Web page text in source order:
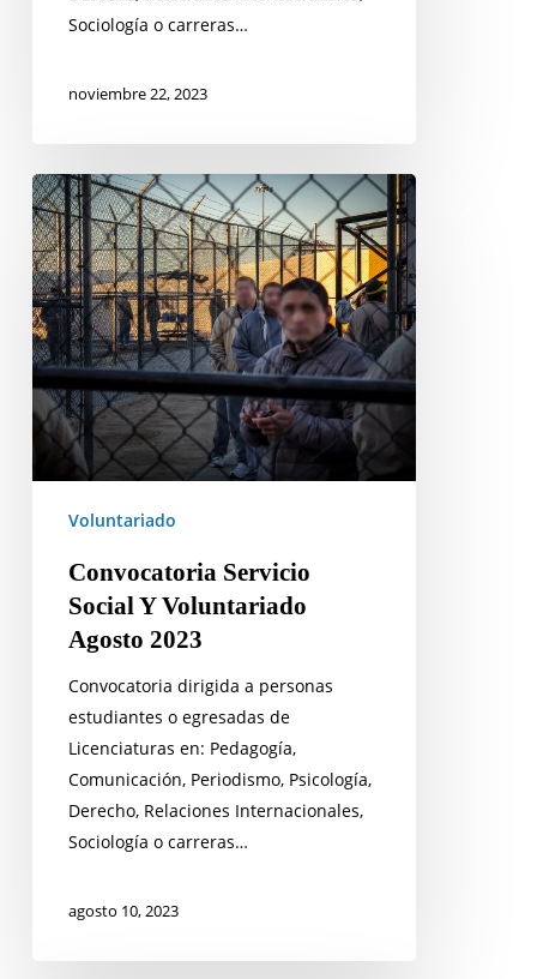
Sociología o carreras…
noviembre 22, 2023
Convocatoria
Servicio
Social
Y
Voluntariado
Agosto
2023
Voluntariado
Convocatoria Servicio
Social Y Voluntariado
Agosto 2023
Convocatoria dirigida a personas
estudiantes o egresadas de
Licenciaturas en: Pedagogía,
Comunicación, Periodismo, Psicología,
Derecho, Relaciones Internacionales,
Sociología o carreras…
agosto 10, 2023